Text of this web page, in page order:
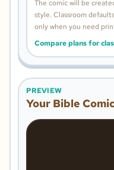
The comic will be
style. Classroom
only when you need
Compare plans for
PREVIEW
Your Bible